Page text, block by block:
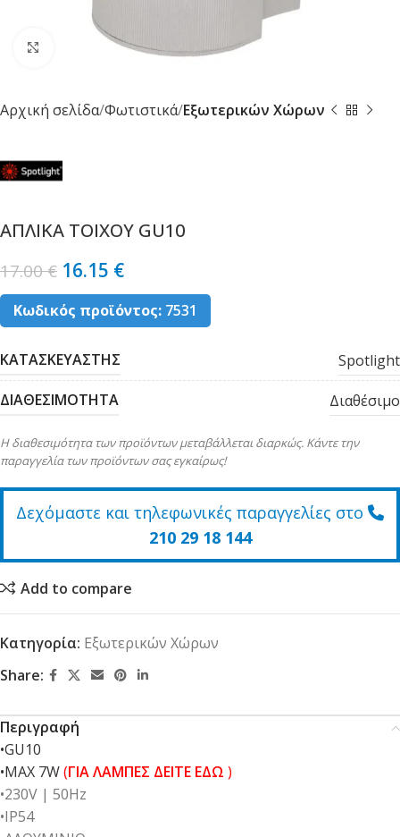
Κλικ για μεγέθυνση
Αρχική σελίδα Φωτιστικά Εξωτερικών Χώρων
ΑΠΛΙΚΑ ΤΟΙΧΟΥ GU10
17.00€ 16.15 €
Κωδικός προϊόντος: 7531
ΚΑΤΑΣΚΕΥΑΣΤΗΣ Spotlight
ΔΙΑΘΕΣΙΜΟΤΗΤΑ Διαθέσιμο
Η διαθεσιμότητα των προϊόντων μεταβάλλεται διαρκώς. Κάντε την
παραγγελία των προϊόντων σας εγκαίρως!
Δεχόμαστε και τηλεφωνικές παραγγελίες στο
210 29 18 144
Add to compare
Κατηγορία: Εξωτερικών Χώρων
Share:
Περιγραφή
•GU10
•MAX 7W(ΓΙΑ ΛΑΜΠΕΣ ΔΕΙΤΕ ΕΔΩ )
•230V | 50Ηz
•IP54